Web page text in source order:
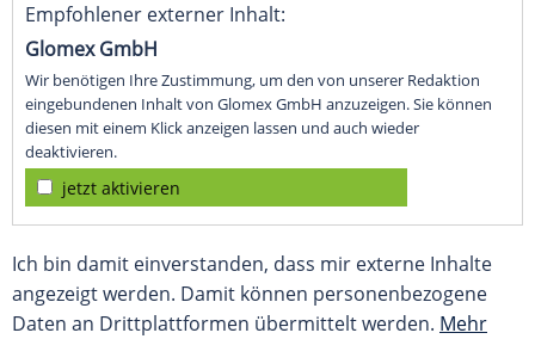
Empfohlener externer Inhalt:
Glomex GmbH
Wir benötigen Ihre Zustimmung, um den von unserer Redaktion
eingebundenen Inhalt von Glomex GmbH anzuzeigen. Sie können
diesen mit einem Klick anzeigen lassen und auch wieder
deaktivieren.
jetzt aktivieren
Ich bin damit einverstanden, dass mir externe Inhalte
angezeigt werden. Damit können personenbezogene
Daten an Drittplattformen übermittelt werden. Mehr